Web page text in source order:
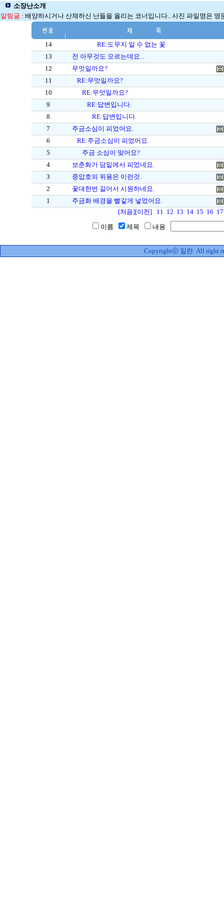
소장난소개
알림글 : 배양하시거나 산채하신 난들을 올리는 코너입니다.. 사진 파일명은
14
RE:도무지 알 수 없는 꽃
13
전 아무것도 모르는데요...
12
무엇일까요?
11
RE:무엇일까요?
10
RE:무엇일까요?
9
RE:답변입니다.
8
RE:답변입니다.
7
주금소심이 피었어요.
6
RE:주금소심이 피었어요.
5
주금 소심이 맞어요?
4
보춘화가 담밑에서 피었네요.
3
중압호의 위용은 이런것.
2
꽃대한번 길어서 시원하네요.
1
주금화 배경을 빨갛게 넣었어요.
[처음][이전] 11 12 13 14 15 16 17
이름
제목 내용
Copyrightⓒ 일란. All right